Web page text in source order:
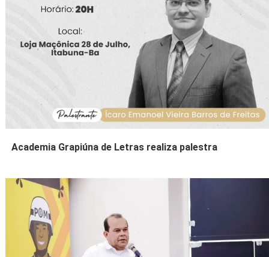
Academia Grapiúna de Letras realiza palestra